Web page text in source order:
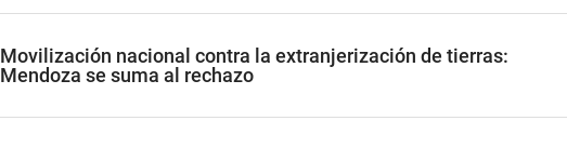
Movilización nacional contra la extranjerización de tierras:
Mendoza se suma al rechazo